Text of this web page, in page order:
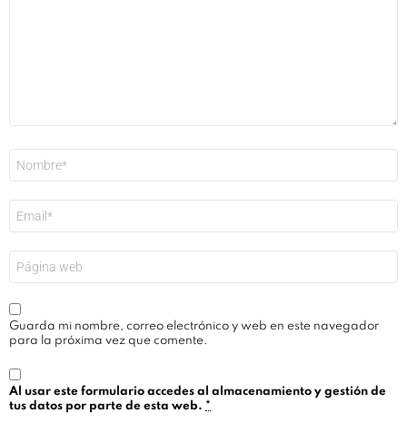
electrónico
*
Guarda mi nombre, correo electrónico y web en este navegador
para la próxima vez que comente.
Al usar este formulario accedes al almacenamiento y gestión de
tus datos por parte de esta web. *